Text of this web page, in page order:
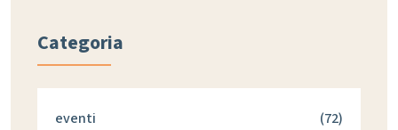
Categoria
eventi (72)